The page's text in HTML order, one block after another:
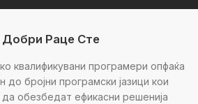
Добри Раце Сте
квалификувани програмери опфаќа
до бројни програмски јазици кои
обезбедат ефикасни решенија